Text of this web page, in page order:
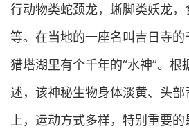
行动物类蛇颈龙，蜥脚类妖龙
等。在当地的一座名叫吉日寺
猎塔湖里有个千年的“水神”。根
述，该神秘生物身体淡黄、头
上，运动方式多样，特别重要